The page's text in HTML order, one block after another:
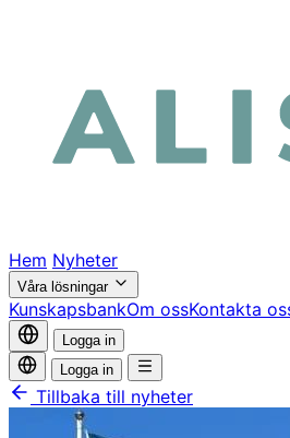
Hem Nyheter
Våra lösningar
KunskapsbankOm ossKontakta
Logga in
Logga in
Tillbaka till nyheter